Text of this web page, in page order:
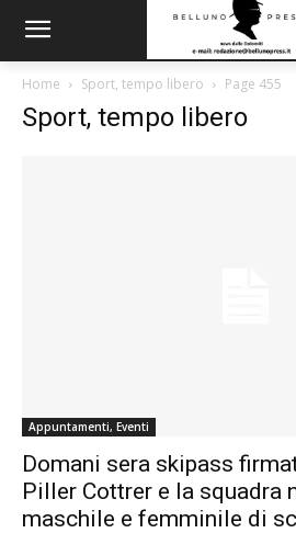
Home Sport, tempo libero Page 455
Sport, tempo libero
Appuntamenti, Eventi
Domani sera skipass
Piller Cottrer e la squadra
maschile e femminile di